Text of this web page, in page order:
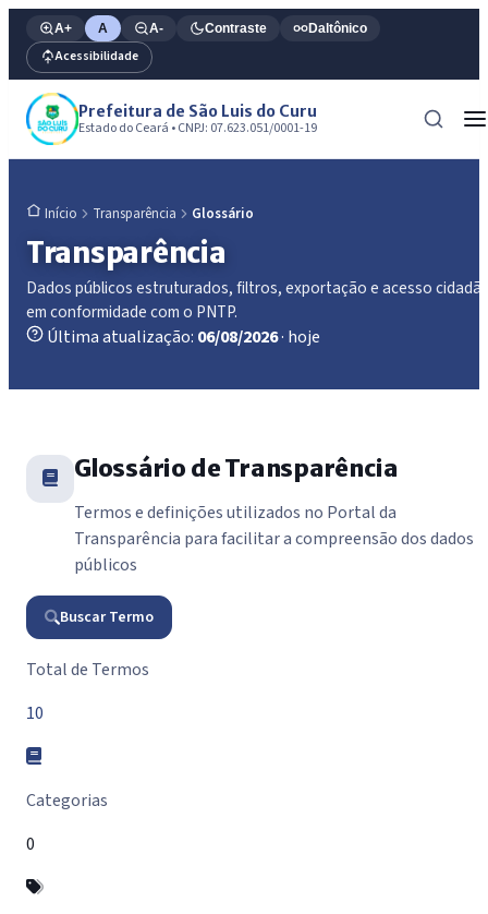
A+ A A- Contraste Daltônico
Acessibilidade
Prefeitura de São Luis do Curu
Estado do Ceará • CNPJ: 07.623.051/0001-19
Início Transparência Glossário
Transparência
Dados públicos estruturados, filtros, exportação e acesso
em conformidade com o PNTP.
Última atualização: 06/08/2026· hoje
Glossário de Transparência
Termos e definições utilizados no Portal da
Transparência para facilitar a compreensão dos dados
públicos
Buscar Termo
Resumo do Glossário
Total de Termos
10
Categorias
0